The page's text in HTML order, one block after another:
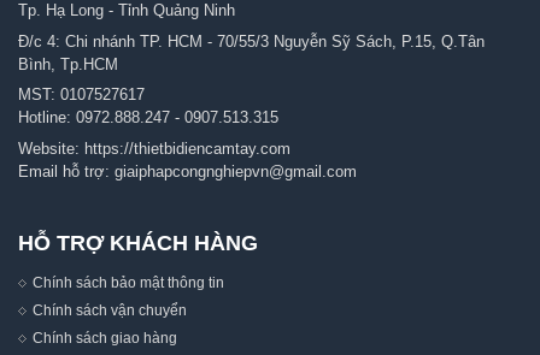
Tp. Hạ Long - Tỉnh Quảng Ninh
Đ/c 4: Chi nhánh TP. HCM - 70/55/3 Nguyễn Sỹ Sách, P.15, Q.Tân
Bình, Tp.HCM
MST: 0107527617
Hotline: 0972.888.247 - 0907.513.315
Website: https://thietbidiencamtay.com
Email hỗ trợ: giaiphapcongnghiepvn@gmail.com
HỖ TRỢ KHÁCH HÀNG
Chính sách bảo mật thông tin
Chính sách vận chuyển
Chính sách giao hàng